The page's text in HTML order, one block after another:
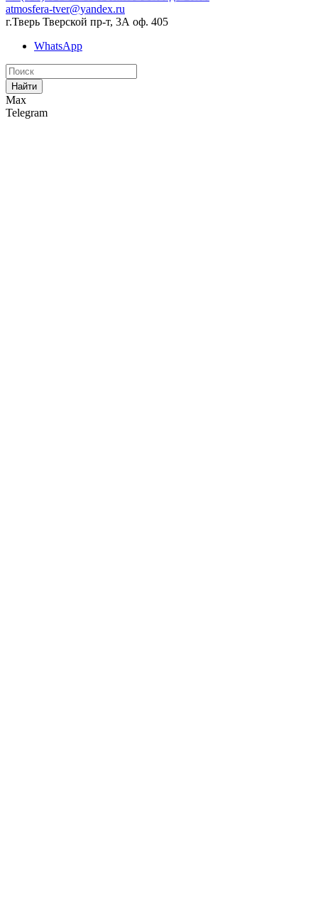
atmosfera-tver@yandex.ru
г.Тверь Тверской пр-т, 3А оф. 405
WhatsApp
Найти
Max
Telegram